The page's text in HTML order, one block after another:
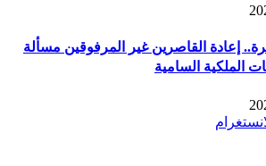
إعادة القاصرين غير المرفوقين مسألة
الملكية السامية